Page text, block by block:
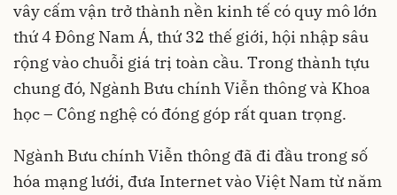
vây cấm vận trở thành nền kinh tế có quy mô lớn
thứ 4 Đông Nam Á, thứ 32 thế giới, hội nhập sâu
rộng vào chuỗi giá trị toàn cầu. Trong thành tựu
chung đó, Ngành Bưu chính Viễn thông và Khoa
học – Công nghệ có đóng góp rất quan trọng.
Ngành Bưu chính Viễn thông đã đi đầu trong số
hóa mạng lưới, đưa Internet vào Việt Nam từ năm